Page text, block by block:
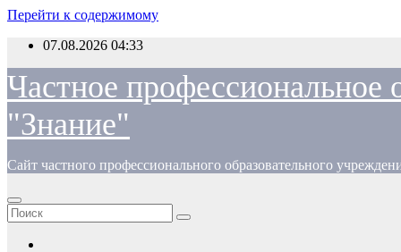
Перейти к содержимому
07.08.2026 04:33
Частное профессиональное
"Знание"
Сайт частного профессионального образовательного